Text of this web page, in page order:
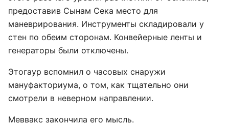
предоставив Сынам Сека место для
маневрирования. Инструменты складировали у
стен по обеим сторонам. Конвейерные ленты и
генераторы были отключены.
Этогаур вспомнил о часовых снаружи
мануфакториума, о том, как тщательно они
смотрели в неверном направлении.
Меввакс закончила его мысль.